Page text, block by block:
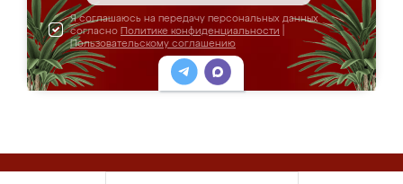
Я соглашаюсь на передачу персональных данных
согласно Политике конфиденциальности
Пользовательскому соглашению